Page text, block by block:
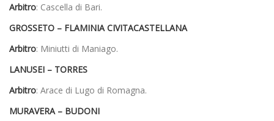
Arbitro: Cascella di Bari.
GROSSETO – FLAMINIA CIVITACASTELLANA
Arbitro: Miniutti di Maniago.
LANUSEI – TORRES
Arbitro: Arace di Lugo di Romagna.
MURAVERA – BUDONI